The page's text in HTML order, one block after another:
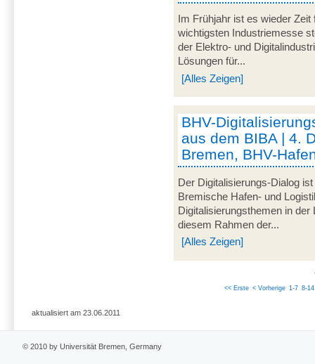
Im Frühjahr ist es wieder
wichtigsten Industriemesse
der Elektro- und
Lösungen für...
[Alles Zeigen]
BHV-
aus dem BIBA | 4.
Bremen, BHV-
Der Digitalisierungs-Dialog
Bremische Hafen- und
Digitalisierungsthemen in
diesem Rahmen der...
[Alles Zeigen]
<< Erste < Vorherige 1-7 8-14
aktualisiert am 23.06.2011
© 2010 by Universität Bremen, Germany